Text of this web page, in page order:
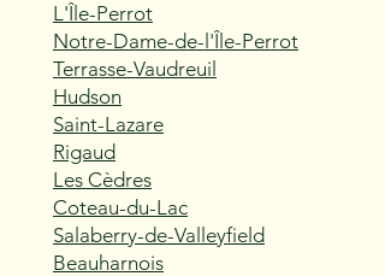
L'Île-Perrot
Notre-Dame-de-l'Île-Perrot
Terrasse-Vaudreuil
Hudson
Saint-Lazare
Rigaud
Les Cèdres
Coteau-du-Lac
Salaberry-de-Valleyfield
Beauharnois